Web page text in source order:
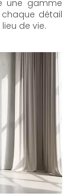
une gamme
détail
de vie.